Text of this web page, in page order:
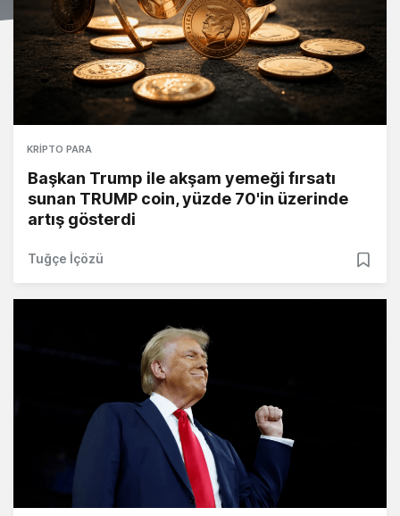
KRIPTO PARA
Başkan Trump ile akşam yemeği fırsatı
sunan TRUMP coin, yüzde 70'in üzerinde
artış gösterdi
Tuğçe İçözü